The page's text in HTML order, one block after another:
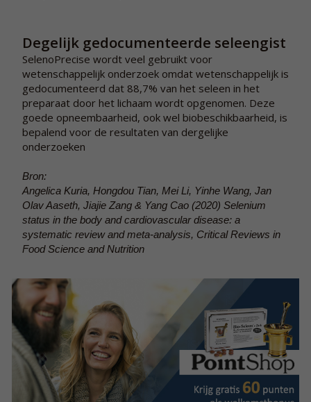
Degelijk gedocumenteerde seleengist
SelenoPrecise wordt veel gebruikt voor
wetenschappelijk onderzoek omdat wetenschappelijk is
gedocumenteerd dat 88,7% van het seleen in het
preparaat door het lichaam wordt opgenomen. Deze
goede opneembaarheid, ook wel biobeschikbaarheid, is
bepalend voor de resultaten van dergelijke
onderzoeken
Bron:
Angelica Kuria, Hongdou Tian, Mei Li, Yinhe Wang, Jan
Olav Aaseth, Jiajie Zang & Yang Cao (2020) Selenium
status in the body and cardiovascular disease: a
systematic review and meta-analysis, Critical Reviews in
Food Science and Nutrition